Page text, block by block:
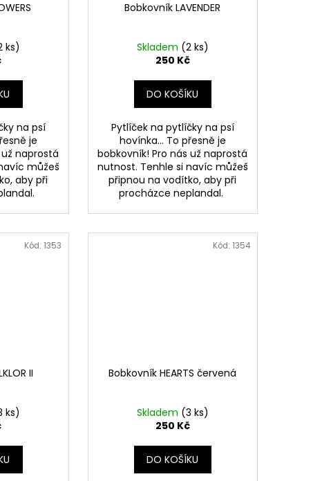
ks)
na psí
je
naprostá
můžeš
aby při
Bobkovník LAVENDER
Skladem (2 ks)
250 Kč
DO KOŠÍKU
Pytlíček na pytlíčky na psí
hovínka... To přesně je
bobkovník! Pro nás už naprostá
nutnost. Tenhle si navíc můžeš
připnou na vodítko, aby při
procházce neplandal.
II
ks)
Kód: 1353
Bobkovník HEARTS červená
Skladem (3 ks)
250 Kč
DO KOŠÍKU
Kód: 1354